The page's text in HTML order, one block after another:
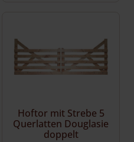
Hoftor mit Strebe 5
Querlatten Douglasie
doppelt